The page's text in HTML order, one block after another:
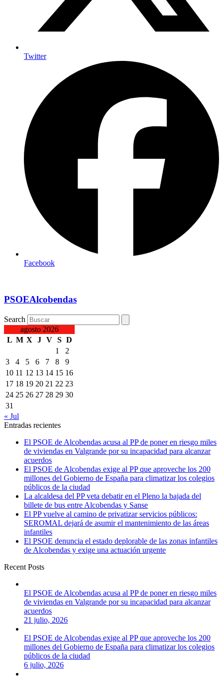
Twitter
Facebook
PSOEAlcobendas
Search
agosto 2026
L M X J V S D
1
2
3
4 5 6 7 8
9
10 11 12 13 14 15 16
17 18 19 20 21 22 23
24 25 26 27 28 29 30
31
« Jul
Entradas recientes
El PSOE de Alcobendas acusa al PP de poner en riesgo miles
de viviendas en Valgrande por su incapacidad para alcanzar
acuerdos
El PSOE de Alcobendas exige al PP que aproveche los 200
millones del Gobierno de España para climatizar los colegios
públicos de la ciudad
La alcaldesa del PP veta debatir en el Pleno la bajada del
billete de bus entre Alcobendas y Sanse
El PP vuelve al camino de privatizar servicios públicos:
SEROMAL dejará de asumir el mantenimiento de las áreas
infantiles
El PSOE denuncia el estado deplorable de las zonas infantiles
de Alcobendas y exige una actuación urgente
Recent Posts
El PSOE de Alcobendas acusa al PP de poner en riesgo miles
de viviendas en Valgrande por su incapacidad para alcanzar
acuerdos
21 julio, 2026
El PSOE de Alcobendas exige al PP que aproveche los 200
millones del Gobierno de España para climatizar los colegios
públicos de la ciudad
6 julio, 2026